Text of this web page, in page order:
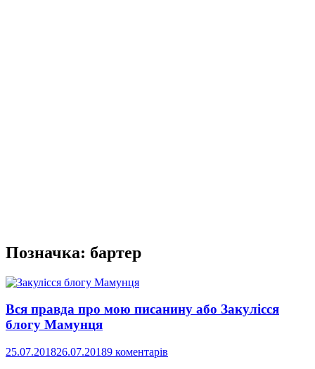
Позначка: бартер
Вся правда про мою писанину або Закулісся
блогу Мамунця
25.07.201826.07.20189 коментарів